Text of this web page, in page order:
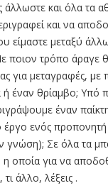
και όλα τα
και να
είμαστε μεταξύ
ποιον τρόπο άραγε
για μεταγραφές, με
έναν θρίαμβο; Υπό
έναν
έργο ενός
γνώση); Σε όλα τα
η οποία για να
άλλο, λέξεις .